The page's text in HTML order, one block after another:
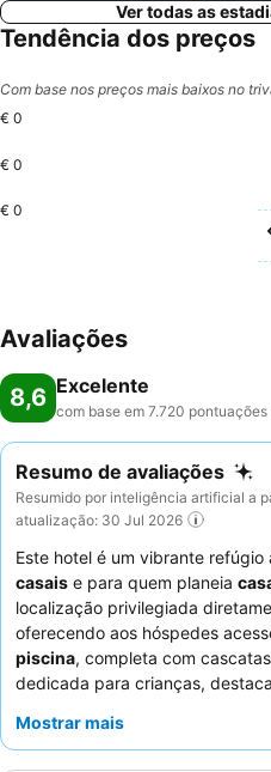
Ver todas as
Tendência dos preços
Com base nos preços mais baixos no
€ 0
€ 0
€ 0
Avaliações
8,6 Excelente
com base em 7.720
Resumo de avaliações
Resumido por inteligência artificial a
atualização: 30 Jul 2026
Este hotel é um vibrante refúgio
casais e para quem planeia
localização privilegiada
oferecendo aos hóspedes
piscina, completa com
dedicada para crianças,
consistentemente a simpatia
Mostrar mais